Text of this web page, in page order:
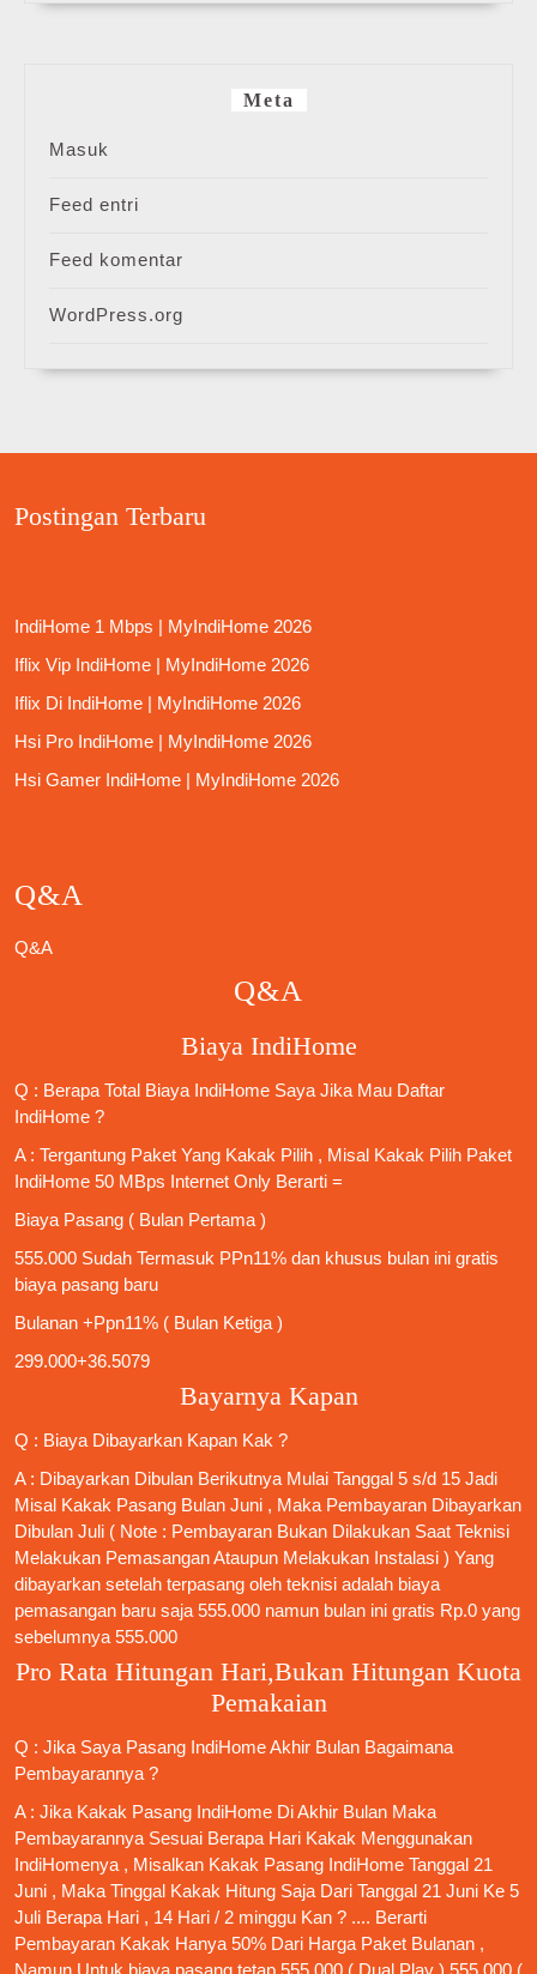
Meta
Masuk
Feed entri
Feed komentar
WordPress.org
Postingan Terbaru
IndiHome 1 Mbps | MyIndiHome 2026
Iflix Vip IndiHome | MyIndiHome 2026
Iflix Di IndiHome | MyIndiHome 2026
Hsi Pro IndiHome | MyIndiHome 2026
Hsi Gamer IndiHome | MyIndiHome 2026
Q&A
Q&A
Q&A
Biaya IndiHome
Q : Berapa Total Biaya IndiHome Saya Jika Mau Daftar
IndiHome ?
A : Tergantung Paket Yang Kakak Pilih , Misal Kakak Pilih Paket
IndiHome 50 MBps Internet Only Berarti =
Biaya Pasang ( Bulan Pertama )
555.000 Sudah Termasuk PPn11% dan khusus bulan ini gratis
biaya pasang baru
Bulanan +Ppn11% ( Bulan Ketiga )
299.000+36.5079
Bayarnya Kapan
Q : Biaya Dibayarkan Kapan Kak ?
A : Dibayarkan Dibulan Berikutnya Mulai Tanggal 5 s/d 15 Jadi
Misal Kakak Pasang Bulan Juni , Maka Pembayaran Dibayarkan
Dibulan Juli ( Note : Pembayaran Bukan Dilakukan Saat Teknisi
Melakukan Pemasangan Ataupun Melakukan Instalasi ) Yang
dibayarkan setelah terpasang oleh teknisi adalah biaya
pemasangan baru saja 555.000 namun bulan ini gratis Rp.0 yang
sebelumnya 555.000
Pro Rata Hitungan Hari,Bukan Hitungan Kuota
Pemakaian
Q : Jika Saya Pasang IndiHomeAkhir Bulan Bagaimana
Pembayarannya ?
A : Jika Kakak Pasang IndiHome Di Akhir Bulan Maka
Pembayarannya Sesuai Berapa Hari Kakak Menggunakan
IndiHomenya , Misalkan Kakak Pasang IndiHome Tanggal 21
Juni , Maka Tinggal Kakak Hitung Saja Dari Tanggal 21 Juni Ke 5
Juli Berapa Hari , 14 Hari / 2 minggu Kan ? .... Berarti
Pembayaran Kakak Hanya 50% Dari Harga Paket Bulanan ,